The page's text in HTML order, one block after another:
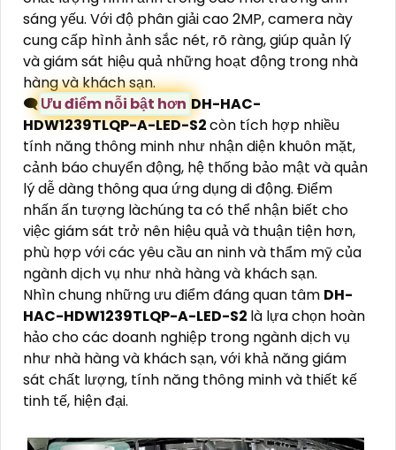
sáng yếu. Với độ phân giải cao 2MP, camera này
cung cấp hình ảnh sắc nét, rõ ràng, giúp quản lý
và giám sát hiệu quả những hoạt động trong nhà
hàng và khách sạn.
🗨️Ưu điểm nỗi bật hơn DH-HAC-
HDW1239TLQP-A-LED-S2còn tích hợp nhiều
tính năng thông minh như nhận diện khuôn mặt,
cảnh báo chuyển động, hệ thống bảo mật và quản
lý dễ dàng thông qua ứng dụng di động. Điểm
nhấn ấn tượng làchúng ta có thể nhận biết cho
việc giám sát trở nên hiệu quả và thuận tiện hơn,
phù hợp với các yêu cầu an ninh và thẩm mỹ của
ngành dịch vụ như nhà hàng và khách sạn.
Nhìn chung những ưu điểm đáng quan tâm DH-
HAC-HDW1239TLQP-A-LED-S2 là lựa chọn hoàn
hảo cho các doanh nghiệp trong ngành dịch vụ
như nhà hàng và khách sạn, với khả năng giám
sát chất lượng, tính năng thông minh và thiết kế
tinh tế, hiện đại.